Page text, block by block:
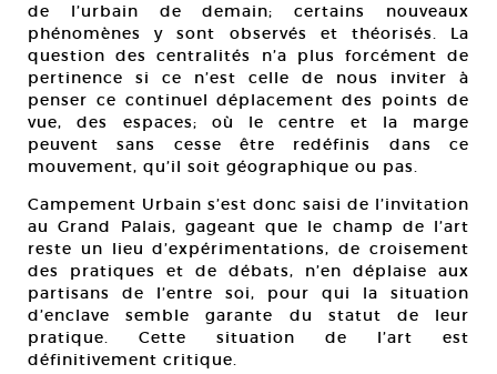
de l’urbain de demain; certains nouveaux
phénomènes y sont observés et théorisés. La
question des centralités n’a plus forcément de
pertinence si ce n’est celle de nous inviter à
penser ce continuel déplacement des points de
vue, des espaces; où le centre et la marge
peuvent sans cesse être redéfinis dans ce
mouvement, qu’il soit géographique ou pas.
Campement Urbain s’est donc saisi de l’invitation
au Grand Palais, gageant que le champ de l’art
reste un lieu d’expérimentations, de croisement
des pratiques et de débats, n’en déplaise aux
partisans de l’entre soi, pour qui la situation
d’enclave semble garante du statut de leur
pratique. Cette situation de l’art est
définitivement critique.